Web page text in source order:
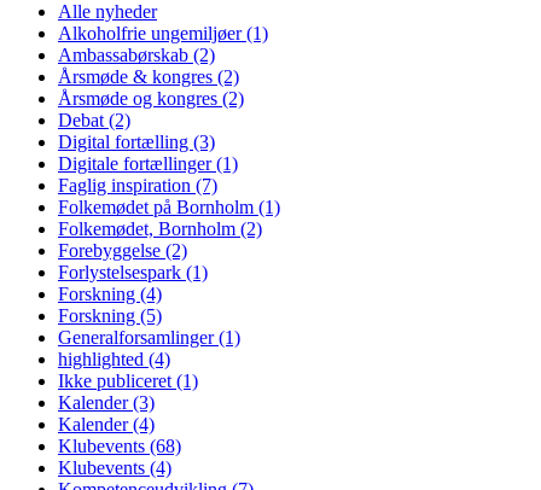
Alle nyheder
Alkoholfrie ungemiljøer(1)
Ambassabørskab (2)
Årsmøde & kongres (2)
Årsmøde og kongres (2)
Debat (2)
Digital fortælling (3)
Digitale fortællinger(1)
Faglig inspiration (7)
Folkemødet på Bornholm (1)
Folkemødet, Bornholm (2)
Forebyggelse (2)
Forlystelsespark (1)
Forskning (4)
Forskning (5)
Generalforsamlinger(1)
highlighted (4)
Ikke publiceret (1)
Kalender(3)
Kalender(4)
Klubevents (68)
Klubevents (4)